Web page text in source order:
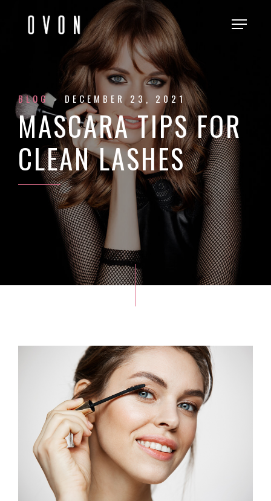
BLOG- DECEMBER 23, 2021
MASCARA TIPS FOR
CLEAN LASHES